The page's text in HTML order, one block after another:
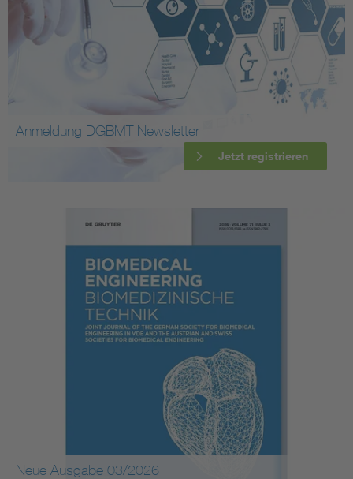
Anmeldung DGBMT Newsletter
Jetzt registrieren
Neue Ausgabe 03/2026